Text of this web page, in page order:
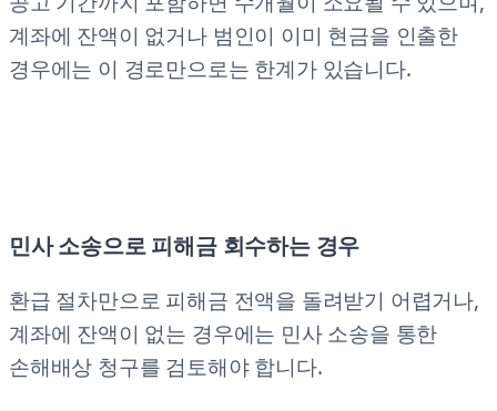
계좌에 잔액이 없거나 범인이 이미 현금을 인출한
경우에는 이 경로만으로는 한계가 있습니다.
민사 소송으로 피해금 회수하는 경우
환급 절차만으로 피해금 전액을 돌려받기 어렵거나,
계좌에 잔액이 없는 경우에는 민사 소송을 통한
손해배상 청구를 검토해야 합니다.